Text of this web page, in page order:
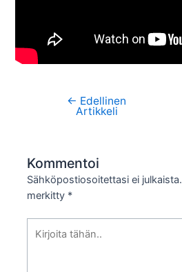
Artikkelien
← Edellinen
Artikkeli
Kommentoi
Sähköpostiosoitettasi ei julkaista.
merkitty *
tähän..